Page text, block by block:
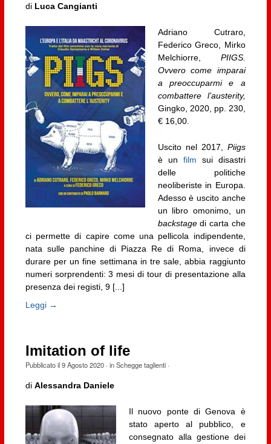
di Luca Cangianti
Adriano Cutraro,
Federico Greco, Mirko
Melchiorre, PIIGS.
Ovvero come imparai
a preoccuparmi e a
combattere l’austerity,
Gingko, 2020, pp. 230,
€ 16,00.
Uscito nel 2017, Piigs
è un film sui disastri
delle politiche
neoliberiste in Europa.
Adesso è uscito anche
un libro omonimo, un
backstagedi carta che
ci permette di capire come una pellicola indipendente,
nata sulle panchine di Piazza Re di Roma, invece di
durare per un fine settimana in tre sale, abbia raggiunto
numeri sorprendenti: 3 mesi di tour di presentazione alla
presenza dei registi, 9 [...]
Leggi →
Imitation of life
Pubblicato il9 Agosto 2020· inSchegge taglienti·
di Alessandra Daniele
Il nuovo ponte di Genova è
stato aperto al pubblico, e
consegnato alla gestione dei